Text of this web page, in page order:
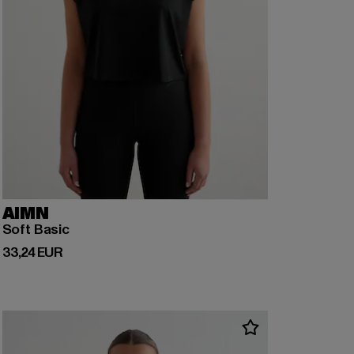
AIMN
Soft Basic
33,24 EUR
Derzeitiger Preis: 33,24 EUR